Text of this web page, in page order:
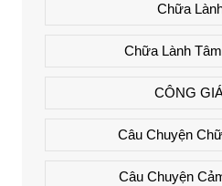
Chữa
Chữa Lành
CÔNG
Câu Chuyện
Câu Chuyện